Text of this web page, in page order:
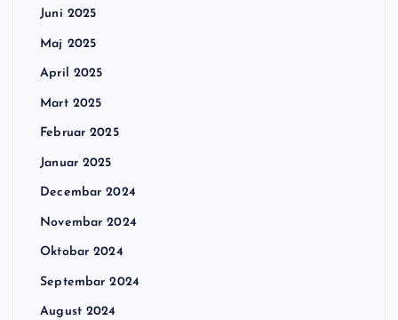
Juni 2025
Maj 2025
April 2025
Mart 2025
Februar 2025
Januar 2025
Decembar 2024
Novembar 2024
Oktobar 2024
Septembar 2024
August 2024